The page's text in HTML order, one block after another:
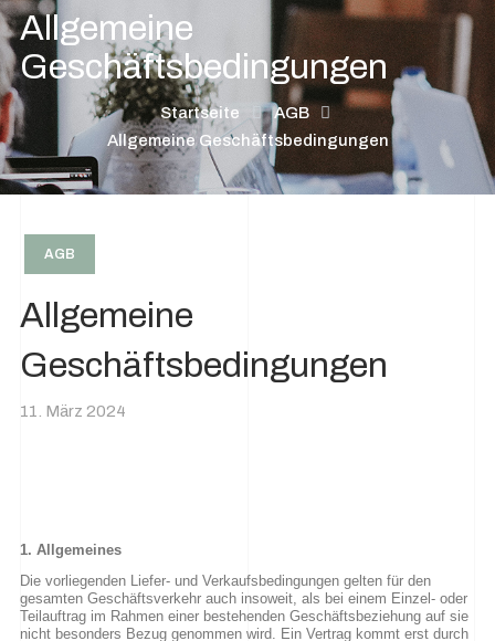
Allgemeine
Geschäftsbedingungen
Startseite
AGB
Allgemeine Geschäftsbedingungen
AGB
Allgemeine
Geschäftsbedingungen
11. März 2024
1. Allgemeines
Die vorliegenden Liefer- und Verkaufsbedingungen gelten für den
gesamten Geschäftsverkehr auch insoweit, als bei einem Einzel- oder
Teilauftrag im Rahmen einer bestehenden Geschäftsbeziehung auf sie
nicht besonders Bezug genommen wird. Ein Vertrag kommt erst durch